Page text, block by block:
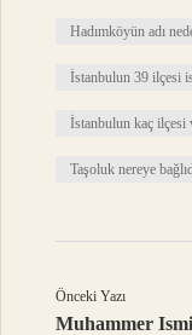
Hadımköyün adı
İstanbulun 39 ilçesi
İstanbulun kaç ilçesi
Taşoluk nereye
Önceki Yazı
Muhammer